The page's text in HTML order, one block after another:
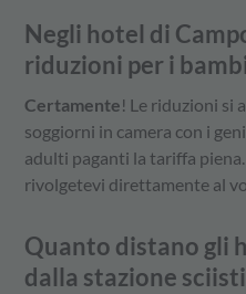
Negli hotel di
riduzioni per i
Certamente! Le riduzioni si
soggiorni in camera con i
adulti paganti la tariffa
rivolgetevi direttamente al
Quanto distano gli
dalla stazione